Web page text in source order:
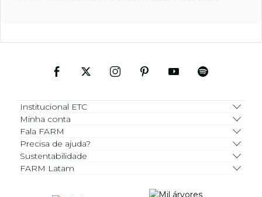
Institucional ETC
Minha conta
Fala FARM
Precisa de ajuda?
Sustentabilidade
FARM Latam